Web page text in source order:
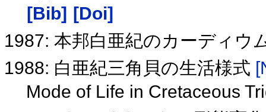
[Bib] [Doi]
1987: 本邦白亜紀のカーディウ
1988: 白亜紀三角貝の生活様式
Mode of Life in Cretaceous